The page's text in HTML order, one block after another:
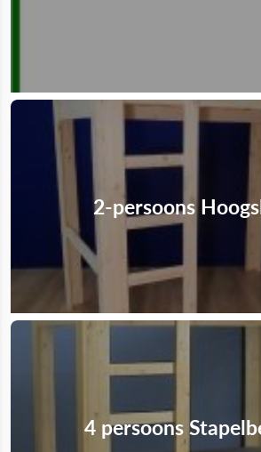
2-persoons
4 persoons